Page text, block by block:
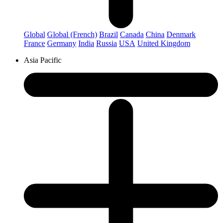
Global Global (French) Brazil Canada China Denmark
France Germany India Russia USA United Kingdom
Asia Pacific